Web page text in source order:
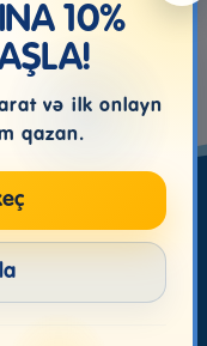
10%
və ilk onlayn
qazan.
olun